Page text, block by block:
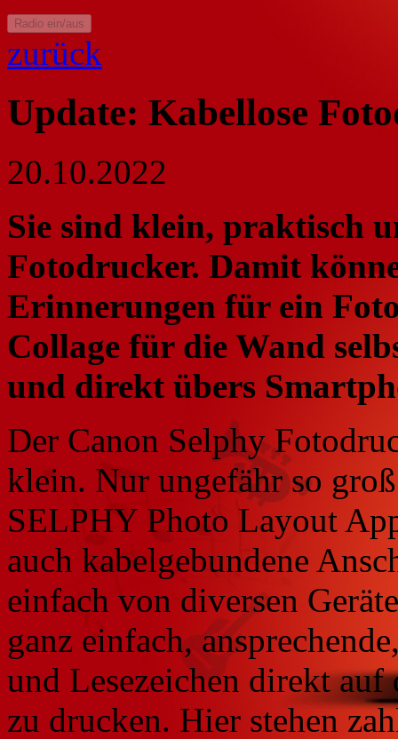
Radio ein/aus
zurück
Update: Kabellose
20.10.2022
Sie sind klein, praktisch
Fotodrucker. Damit
Erinnerungen für ein
Collage für die Wand
und direkt übers
Der Canon Selphy
klein. Nur ungefähr so
SELPHY Photo Layout
auch kabelgebundene
einfach von diversen
ganz einfach,
und Lesezeichen direkt auf
zu drucken. Hier stehen